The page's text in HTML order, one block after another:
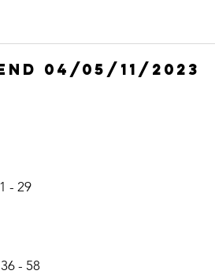
04/05/11/2023
- 29
- 58